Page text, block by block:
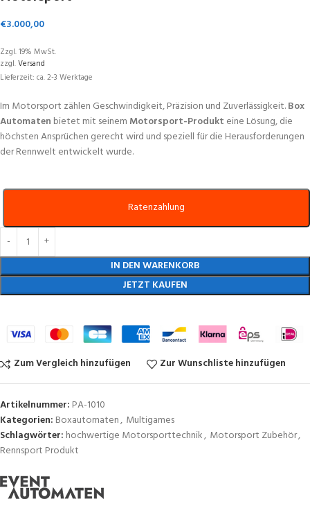
€3.000,00
Zzgl. 19% MwSt.
zzgl.Versand
Lieferzeit: ca. 2-3 Werktage
Im Motorsport zählen Geschwindigkeit, Präzision und Zuverlässigkeit.Box
Automaten bietet mit seinem Motorsport-Produkt eine Lösung, die
höchsten Ansprüchen gerecht wird und speziell für die Herausforderungen
der Rennwelt entwickelt wurde.
IN DEN WARENKORB
JETZT KAUFEN
Ratenzahlung
Zum Vergleich hinzufügen Zur Wunschliste hinzufügen
Artikelnummer: PA-1010
Kategorien: Boxautomaten, Multigames
Schlagwörter: hochwertige Motorsporttechnik, Motorsport Zubehör,
Rennsport Produkt